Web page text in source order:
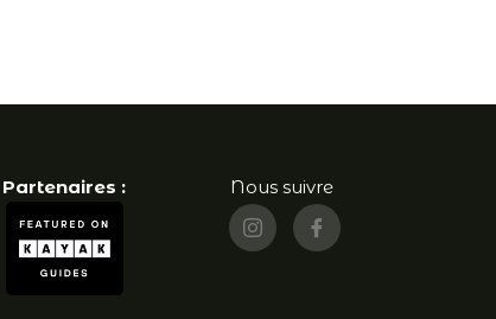
Partenaires : Nous suivre